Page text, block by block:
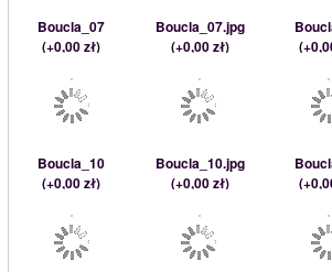
Boucla_07
(+0,00 zł)
Boucla_07.jpg
(+0,00 zł)
(
Boucla_10
(+0,00 zł)
Boucla_10.jpg
(+0,00 zł)
(